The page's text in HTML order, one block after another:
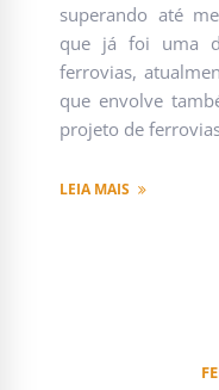
superando até
que já foi uma
ferrovias,
que envolve
projeto de
LEIA MAIS